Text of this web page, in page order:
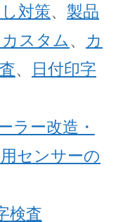
対策、 製品
スタム、
カ
、
日付印字
ラー改造・
センサーの
検査